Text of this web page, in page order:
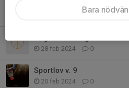
Whatsapp-grupp
28 feb 2024 0
Sportlov v. 9
20 feb 2024 0
Bara